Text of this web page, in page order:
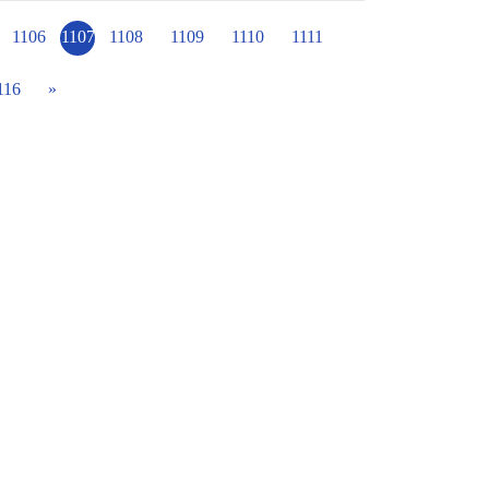
1106 1107 1108 1109 1110 1111
»